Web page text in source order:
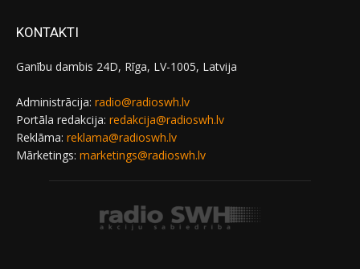
KONTAKTI
Ganību dambis 24D, Rīga, LV-1005, Latvija
Administrācija: radio@radioswh.lv
Portāla redakcija: redakcija@radioswh.lv
Reklāma: reklama@radioswh.lv
Mārketings: marketings@radioswh.lv